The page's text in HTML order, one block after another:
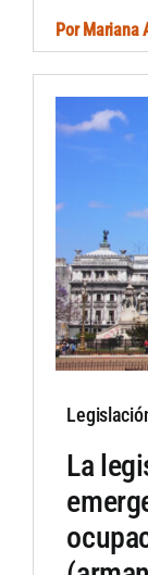
Por Mariana
La